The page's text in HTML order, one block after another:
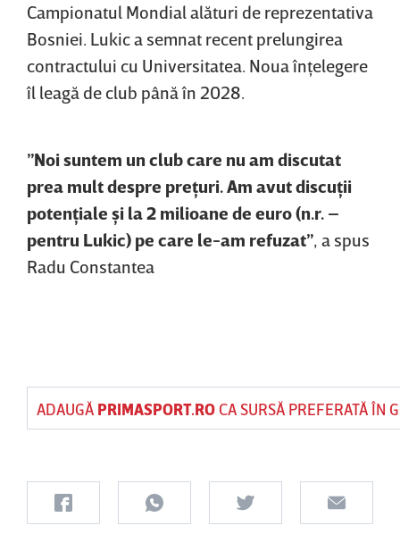
Campionatul Mondial alături de reprezentativa
Bosniei. Lukic a semnat recent prelungirea
contractului cu Universitatea. Noua înţelegere
îl leagă de club până în 2028.
”Noi suntem un club care nu am discutat
prea mult despre preţuri. Am avut discuţii
potenţiale şi la 2 milioane de euro (n.r. –
pentru Lukic) pe care le-am refuzat”, a spus
Radu Constantea
ADAUGĂ PRIMASPORT.ROCA SURSĂ PREFERATĂ ÎN